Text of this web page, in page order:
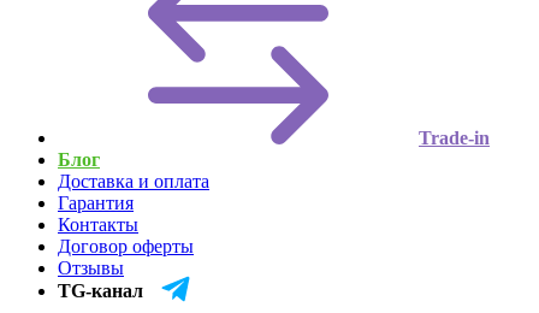
Trade-in
Блог
Доставка и оплата
Гарантия
Контакты
Договор оферты
Отзывы
TG-канал